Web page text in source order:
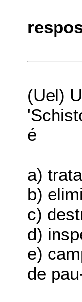
(Uel)
é
a)
b)
c)
d)
e)
de